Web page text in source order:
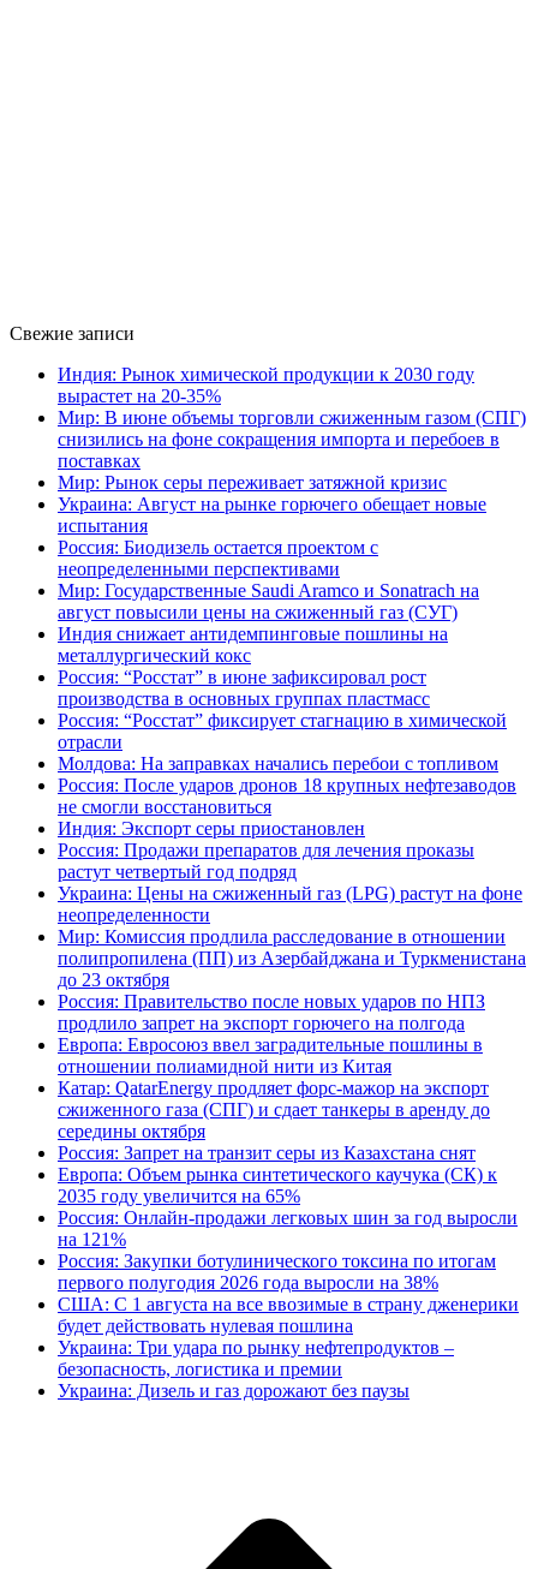
Свежие записи
Индия: Рынок химической продукции к 2030 году
вырастет на 20-35%
Мир: В июне объемы торговли сжиженным газом (СПГ)
снизились на фоне сокращения импорта и перебоев в
поставках
Мир: Рынок серы переживает затяжной кризис
Украина: Август на рынке горючего обещает новые
испытания
Россия: Биодизель остается проектом с
неопределенными перспективами
Мир: Государственные Saudi Aramco и Sonatrach на
август повысили цены на сжиженный газ (СУГ)
Индия снижает антидемпинговые пошлины на
металлургический кокс
Россия: “Росстат” в июне зафиксировал рост
производства в основных группах пластмасс
Россия: “Росстат” фиксирует стагнацию в химической
отрасли
Молдова: На заправках начались перебои с топливом
Россия: После ударов дронов 18 крупных нефтезаводов
не смогли восстановиться
Индия: Экспорт серы приостановлен
Россия: Продажи препаратов для лечения проказы
растут четвертый год подряд
Украина: Цены на сжиженный газ (LPG) растут на фоне
неопределенности
Мир: Комиссия продлила расследование в отношении
полипропилена (ПП) из Азербайджана и Туркменистана
до 23 октября
Россия: Правительство после новых ударов по НПЗ
продлило запрет на экспорт горючего на полгода
Европа: Евросоюз ввел заградительные пошлины в
отношении полиамидной нити из Китая
Катар: QatarEnergy продляет форс-мажор на экспорт
сжиженного газа (СПГ) и сдает танкеры в аренду до
середины октября
Россия: Запрет на транзит серы из Казахстана снят
Европа: Объем рынка синтетического каучука (СК) к
2035 году увеличится на 65%
Россия: Онлайн-продажи легковых шин за год выросли
на 121%
Россия: Закупки ботулинического токсина по итогам
первого полугодия 2026 года выросли на 38%
США: С 1 августа на все ввозимые в страну дженерики
будет действовать нулевая пошлина
Украина: Три удара по рынку нефтепродуктов –
безопасность, логистика и премии
Украина: Дизель и газ дорожают без паузы